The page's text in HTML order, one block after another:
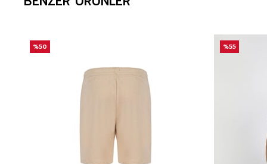
%50 %55